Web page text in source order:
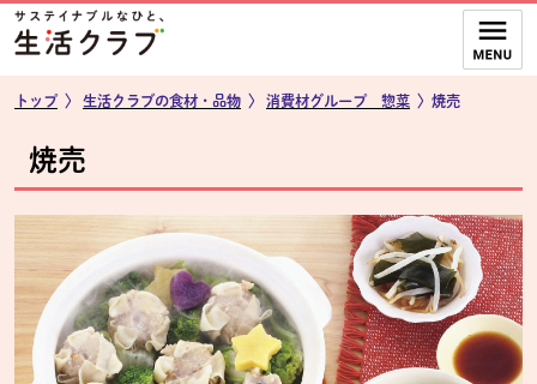
ページの先頭です。
本文へジャンプする。
トップ 〉 生活クラブの食材・品物 〉 消費材グループ 惣菜 〉焼売
焼売